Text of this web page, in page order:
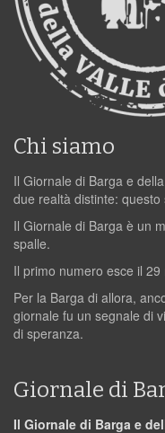
Chi siamo
Il Giornale di Barga e
due realtà distinte:
Il Giornale di Barga è un
spalle.
Il primo numero esce il
Per la Barga di allora,
giornale fu un segnale di
di speranza.
Giornale di
Il Giornale di Barga e